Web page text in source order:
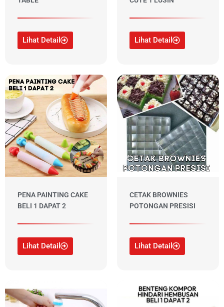
Lihat Detail Lihat Detail
PENA PAINTING CAKE
BELI 1 DAPAT 2
Lihat Detail
CETAK BROWNIES
POTONGAN PRESISI
Lihat Detail